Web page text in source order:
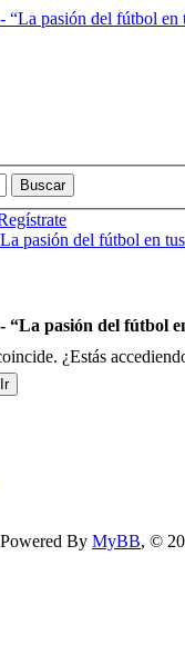
pasión del fútbol en
“La pasión del fútbol
¿Estás
Powered By MyBB, ©